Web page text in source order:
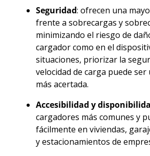
Seguridad: ofrecen una
frente a sobrecargas y
minimizando el riesgo de
cargador como en el
situaciones, priorizar la
velocidad de carga puede ser
más acertada.
Accesibilidad y
cargadores más comunes y
fácilmente en viviendas,
y estacionamientos de